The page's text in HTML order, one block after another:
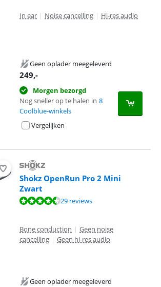
In ear | Noise cancelling | Hi-res audio
Geen oplader meegeleverd
249,-
Morgen bezorgd
Nog sneller op te halen in 8
Coolblue-winkels
Vergelijken
Shokz OpenRun Pro 2 Mini
Zwart
de 10, gebaseerd op 29 reviews.
29 reviews
Bone conduction | Geen noise
cancelling | Geen hi-res audio
Geen oplader meegeleverd